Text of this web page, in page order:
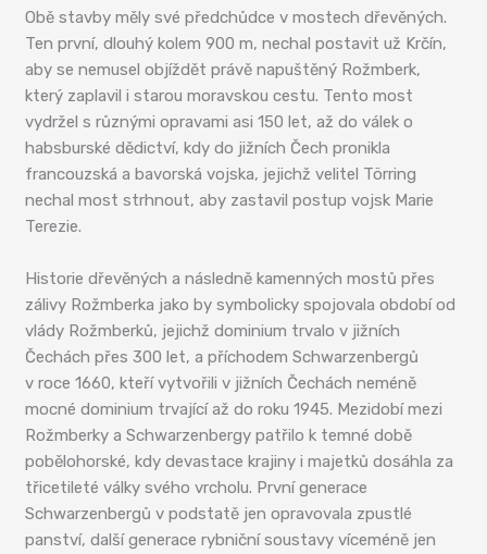
Obě stavby měly své předchůdce v mostech dřevěných.
Ten první, dlouhý kolem 900 m, nechal postavit už Krčín,
aby se nemusel objíždět právě napuštěný Rožmberk,
který zaplavil i starou moravskou cestu. Tento most
vydržel s různými opravami asi 150 let, až do válek o
habsburské dědictví, kdy do jižních Čech pronikla
francouzská a bavorská vojska, jejichž velitel Törring
nechal most strhnout, aby zastavil postup vojsk Marie
Terezie.
Historie dřevěných a následně kamenných mostů přes
zálivy Rožmberka jako by symbolicky spojovala období od
vlády Rožmberků, jejichž dominium trvalo v jižních
Čechách přes 300 let, a příchodem Schwarzenbergů
v roce 1660, kteří vytvořili v jižních Čechách neméně
mocné dominium trvající až do roku 1945. Mezidobí mezi
Rožmberky a Schwarzenbergy patřilo k temné době
pobělohorské, kdy devastace krajiny i majetků dosáhla za
třicetileté války svého vrcholu. První generace
Schwarzenbergů v podstatě jen opravovala zpustlé
panství, další generace rybniční soustavy víceméně jen